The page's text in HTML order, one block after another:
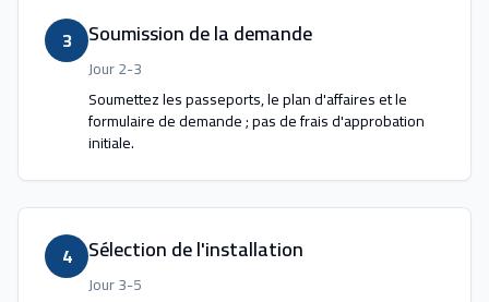
3 Soumission de la demande
Jour 2-3
Soumettez les passeports, le plan d'affaires et le
formulaire de demande ; pas de frais d'approbation
initiale.
4 Sélection de l'installation
Jour 3-5